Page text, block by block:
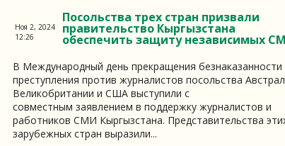
Посольства трех стран призвали
правительство Кыргызстана
обеспечить защиту независимых
Ноя 2, 2024
12:26
В Международный день прекращения безнаказанности
преступления против журналистов посольства
Великобритании и США выступили с
совместным заявлением в поддержку журналистов и
работников СМИ Кыргызстана. Представительства
зарубежных стран выразили...